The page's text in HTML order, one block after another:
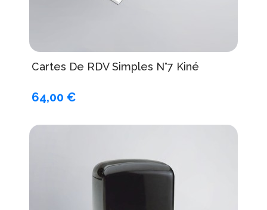
Cartes De RDV Simples N°7 Kiné
64,00 €